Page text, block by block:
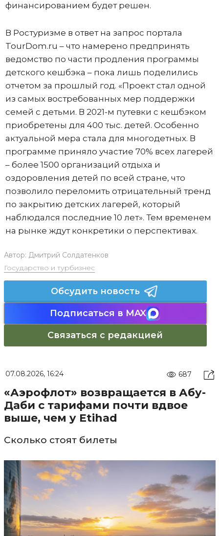
финансированием будет решен.
В Ростуризме в ответ на запрос портала
TourDom.ru – что намерено предпринять
ведомство по части продления программы
детского кешбэка – пока лишь поделились
отчетом за прошлый год. «Проект стал одной
из самых востребованных мер поддержки
семей с детьми. В 2021-м путевки с кешбэком
приобретены для 400 тыс. детей. Особенно
актуальной мера стала для многодетных. В
программе приняло участие 70% всех лагерей
– более 1500 организаций отдыха и
оздоровления детей по всей стране, что
позволило переломить отрицательный тренд
по закрытию детских лагерей, который
наблюдался последние 10 лет». Тем временем
на рынке ждут конкретики о перспективах.
Автор: Дмитрий Солдатенков
Государство и турбизнес
Обсудить новость
Подписаться в MAX
Связаться с редакцией
07.08.2026, 16:24 687
«Аэрофлот» возвращается в Абу-
Даби с тарифами почти вдвое
выше, чем у Etihad
Сколько стоят билеты